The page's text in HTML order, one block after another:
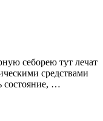
себорею тут лечат
средствами
состояние, …